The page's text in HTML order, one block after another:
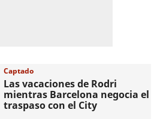
Captado
Las vacaciones de Rodri
mientras Barcelona negocia el
traspaso con el City